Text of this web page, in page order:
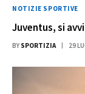
NOTIZIE SPORTIVE
Juventus, si
BY SPORTIZIA 29